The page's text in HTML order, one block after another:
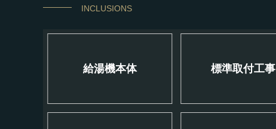
INCLUSIONS
給湯機本体 標準取付工事